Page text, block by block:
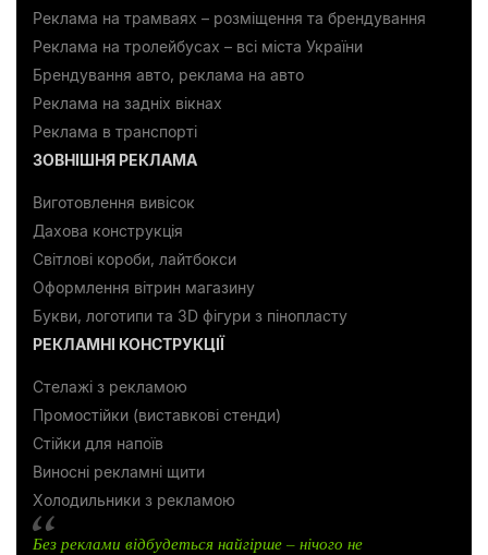
Реклама на трамваях – розміщення та брендування
Реклама на тролейбусах – всі міста України
Брендування авто, реклама на авто
Реклама на задніх вікнах
Реклама в транспорті
ЗОВНІШНЯ РЕКЛАМА
Виготовлення вивісок
Дахова конструкція
Світлові короби, лайтбокси
Оформлення вітрин магазину
Букви, логотипи та 3D фігури з пінопласту
РЕКЛАМНІ КОНСТРУКЦІЇ
Стелажі з рекламою
Промостійки (виставкові стенди)
Стійки для напоїв
Виносні рекламні щити
Холодильники з рекламою
Без реклами відбудеться найгірше – нічого не